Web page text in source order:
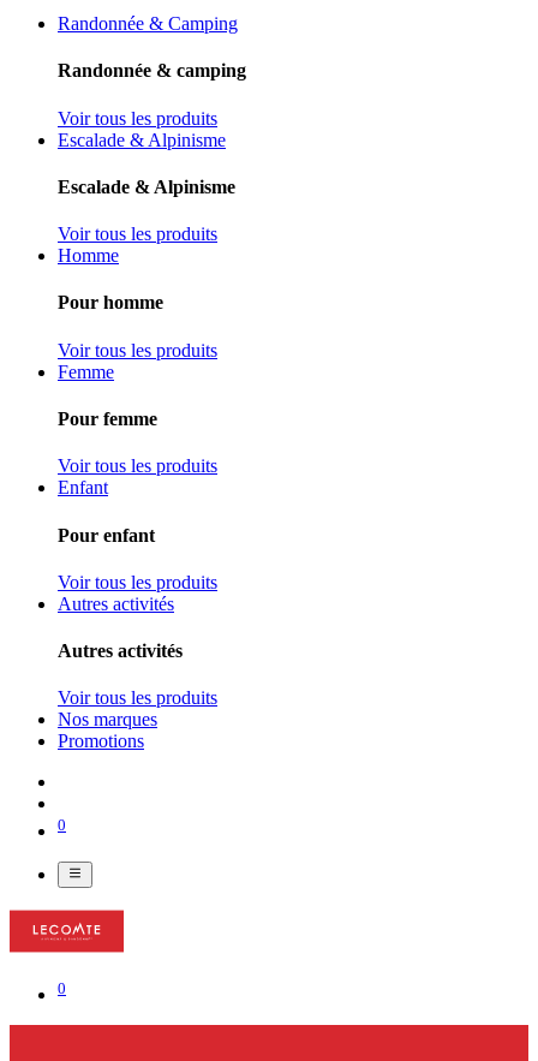
Randonnée & Camping
Randonnée & camping
Voir tous les produits
Escalade & Alpinisme
Escalade & Alpinisme
Voir tous les produits
Homme
Pour homme
Voir tous les produits
Femme
Pour femme
Voir tous les produits
Enfant
Pour enfant
Voir tous les produits
Autres activités
Autres activités
Voir tous les produits
Nos marques
Promotions
0
0